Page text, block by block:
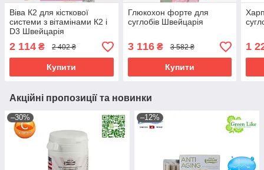
Віва К2 для кісткової
системи з вітамінами К2 і
D3 Швейцарія
2 114 ₴ 2 402 ₴
Купити
Глюкохон форте для
суглобів Швейцарія
3 116₴ 3 582 ₴
Купити
1
Акційні пропозиції та новинки
–30% –12%